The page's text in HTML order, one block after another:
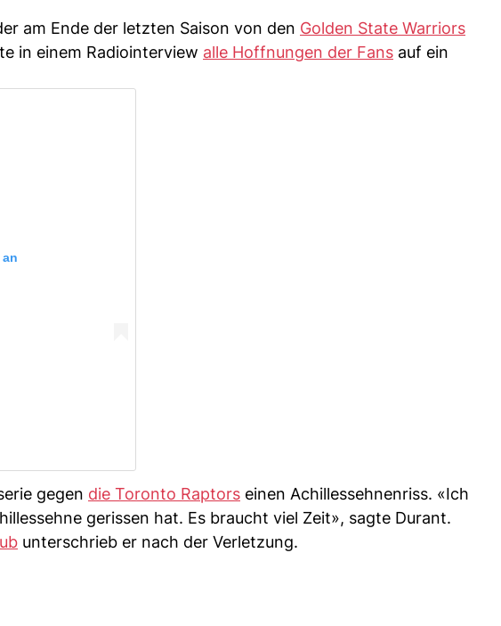
am Ende der letzten Saison von den Golden State Warriors
in einem Radiointerview alle Hoffnungen der Fans auf ein
gegen die Toronto Raptors einen Achillessehnenriss. «Ich
gerissen hat. Es braucht viel Zeit», sagte Durant.
unterschrieb er nach der Verletzung.